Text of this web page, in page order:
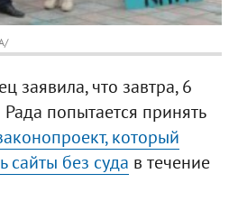
заявила, что завтра, 6
попытается принять
который
сайты без суда в течение